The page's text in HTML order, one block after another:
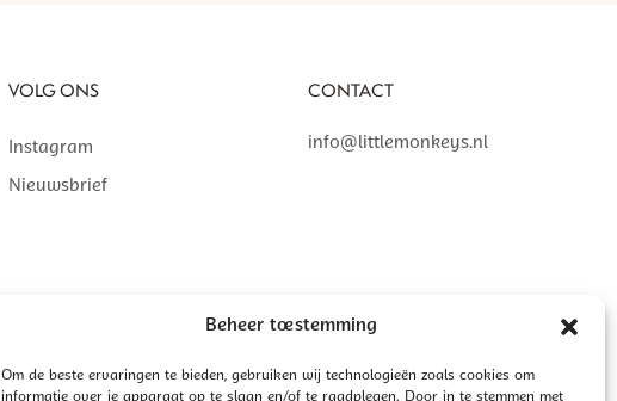
Beheer toestemming
Om de beste ervaringen te bieden, gebruiken wij technologieën zoals cookies om
informatie over je apparaat op te slaan en/of te raadplegen. Door in te stemmen met
VOLG ONS
Instagram
Nieuwsbrief
CONTACT
info@littlemonkeys.nl